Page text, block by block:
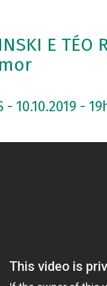
E
- 10.10.2019 -